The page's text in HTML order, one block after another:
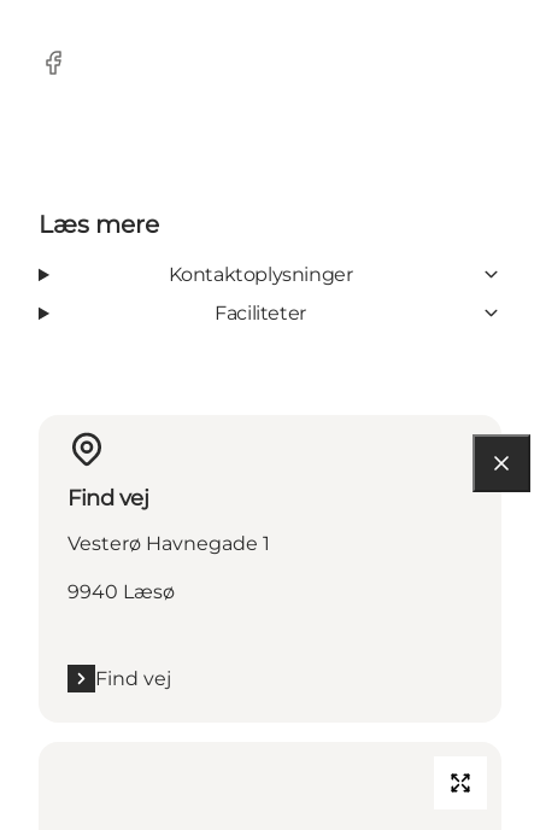
Facebook
Læs mere
Kontaktoplysninger
Faciliteter
Find vej
Vesterø Havnegade 1
9940 Læsø
Find vej